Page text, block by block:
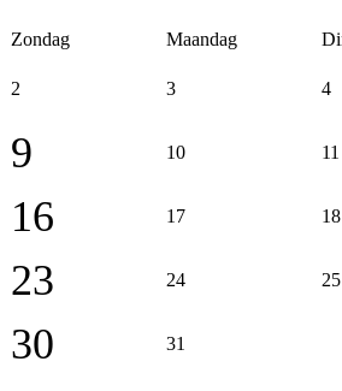
Zondag Maandag
2 3 4
9 10 11
16 17 18
23 24 25
30 31